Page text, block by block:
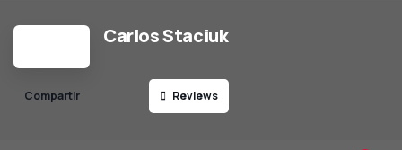
Carlos Staciuk
Reviews